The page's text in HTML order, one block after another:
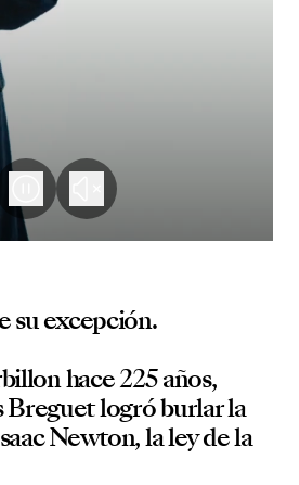
su excepción.
hace 225 años,
logró burlar la
Newton, la ley de la